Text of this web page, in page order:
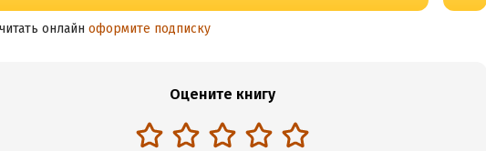
онлайн оформите подписку
Оцените книгу